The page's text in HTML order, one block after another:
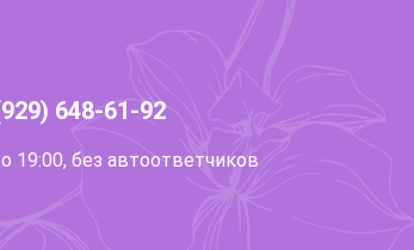
648-61-92
19:00, без автоответчиков